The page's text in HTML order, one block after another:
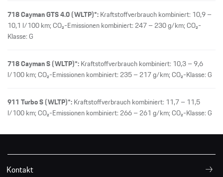
718 Cayman GTS 4.0 (WLTP)*:Kraftstoffverbrauch kombiniert: 10,9 –
10,1 l/100 km; CO₂-Emissionen kombiniert: 247 – 230 g/km; CO₂-
Klasse: G
718 Cayman S (WLTP)*:Kraftstoffverbrauch kombiniert: 10,3 – 9,6
l/100 km; CO₂-Emissionen kombiniert: 235 – 217 g/km; CO₂-Klasse: G
911 Turbo S (WLTP)*:Kraftstoffverbrauch kombiniert: 11,7 – 11,5
l/100 km; CO₂-Emissionen kombiniert: 266 – 261 g/km; CO₂-Klasse: G
Kontakt